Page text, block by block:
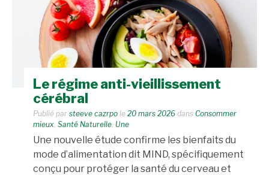
Le régime anti-vieillissement
cérébral
Publié par steeve cazrpo le 20 mars 2026 dans Consommer
mieux, Santé Naturelle, Une
Une nouvelle étude confirme les bienfaits du
mode d’alimentation dit MIND, spécifiquement
conçu pour protéger la santé du cerveau et